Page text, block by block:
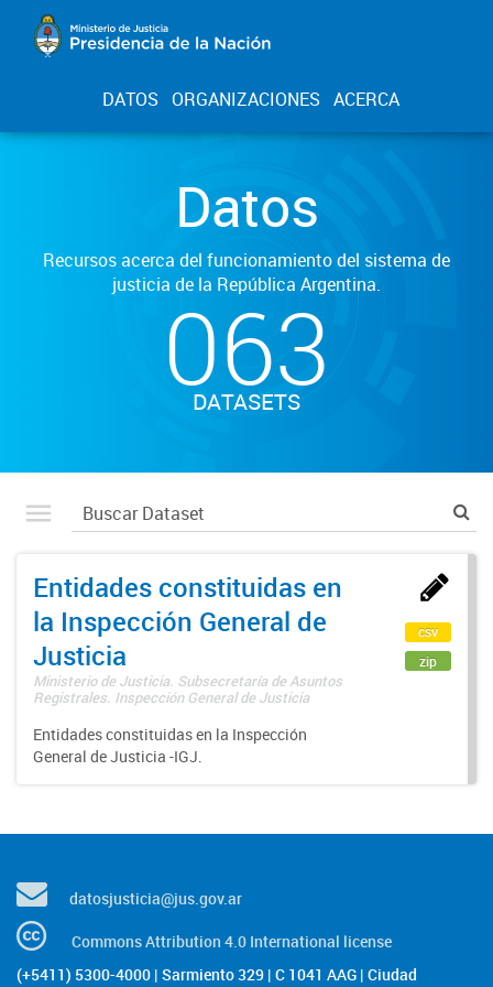
DATOS ORGANIZACIONES ACERCA
Datos
Recursos acerca del funcionamiento del sistema de
justicia de la República Argentina.
063
DATASETS
Entidades constituidas en
la Inspección General de
Justicia
Ministerio de Justicia. Subsecretaría de Asuntos
Registrales. Inspección General de Justicia
Entidades constituidas en la Inspección
General de Justicia -IGJ.
csv
zip
datosjusticia@jus.gov.ar
Commons Attribution 4.0 International license
(+5411) 5300-4000 | Sarmiento 329 | C 1041 AAG | Ciudad